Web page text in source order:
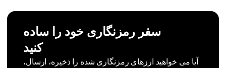
سفر رمزنگاری خود را ساده
کنید
آیا می خواهید ارزهای رمزنگاری شده را ذخیره، ارسال،